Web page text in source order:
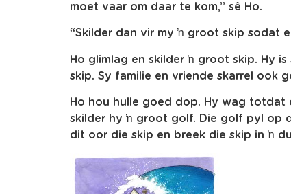
moet vaar om daar te kom,” sê Ho.
“Skilder dan vir my ŉ groot skip sodat
Ho glimlag en skilder ŉ groot skip. Hy
skip. Sy familie en vriende skarrel ook
Ho hou hulle goed dop. Hy wag totdat
skilder hy ŉ groot golf. Die golf pyl op
dit oor die skip en breek die skip in ŉ